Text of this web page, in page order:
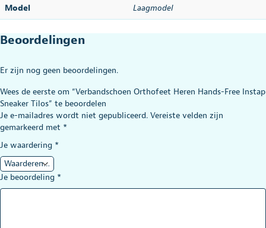
Model Laagmodel
Beoordelingen
Er zijn nog geen beoordelingen.
Wees de eerste om “Verbandschoen Orthofeet Heren Hands-Free Instap
Sneaker Tilos” te beoordelen
Je e-mailadres wordt niet gepubliceerd. Vereiste velden zijn
gemarkeerd met *
Je waardering *
Je beoordeling *